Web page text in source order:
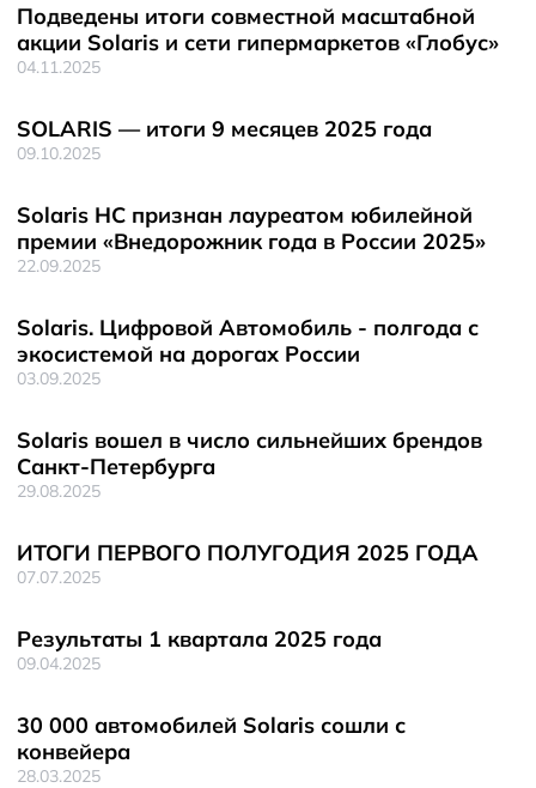
Подведены итоги совместной масштабной
акции Solaris и сети гипермаркетов «Глобус»
04.11.2025
SOLARIS — итоги 9 месяцев 2025 года
09.10.2025
Solaris HC признан лауреатом юбилейной
премии «Внедорожник года в России 2025»
22.09.2025
Solaris. Цифровой Автомобиль - полгода с
экосистемой на дорогах России
03.09.2025
Solaris вошел в число сильнейших брендов
Санкт-Петербурга
29.08.2025
ИТОГИ ПЕРВОГО ПОЛУГОДИЯ 2025 ГОДА
07.07.2025
Результаты 1 квартала 2025 года
09.04.2025
30 000 автомобилей Solaris сошли с
конвейера
28.03.2025